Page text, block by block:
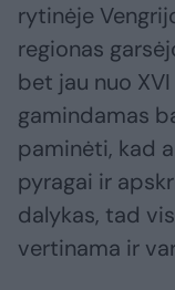
rytinėje
regionas
bet jau nuo
gamindamas
paminėti, kad
pyragai ir
dalykas, tad
vertinama ir